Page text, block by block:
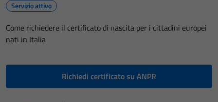
Servizio attivo
Come richiedere il certificato di nascita per i cittadini europei
nati in Italia
Richiedi certificato su ANPR